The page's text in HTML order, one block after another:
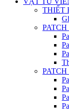
THIẾT
PATCH